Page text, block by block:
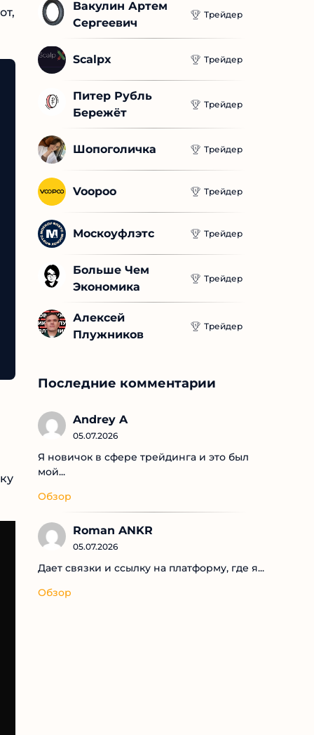
Вакулин Артем
Сергеевич
Трейдер
Scalpx Трейдер
Питер Рубль
Бережёт
Трейдер
Шопоголичка Трейдер
Voopoo Трейдер
Москоуфлэтс Трейдер
Больше Чем
Экономика
Трейдер
Алексей
Плужников
Трейдер
Последние комментарии
Andrey A
05.07.2026
Я новичок в сфере трейдинга и это был
мой...
Обзор
Roman ANKR
05.07.2026
Дает связки и ссылку на платформу, где я...
Обзор